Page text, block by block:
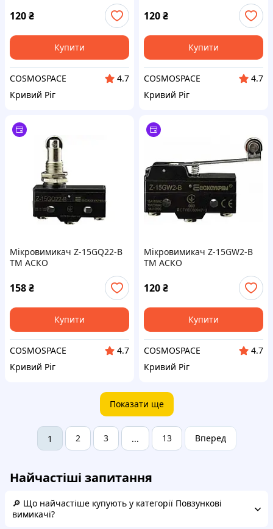
120₴
Купити
COSMOSPACE
4.7
Кривий Ріг
120₴
Купити
COSMOSPACE
4.7
Кривий Ріг
Мікровимикач Z-15GQ22-B
ТМ АСКО
158₴
Купити
COSMOSPACE
4.7
Кривий Ріг
Мікровимикач Z-15GW2-B
ТМ АСКО
120₴
Купити
COSMOSPACE
4.7
Кривий Ріг
Показати ще
1 2 3 ... 13 Вперед
Найчастіші запитання
🔎 Що найчастіше купують у категорії Повзункові
вимикачі?